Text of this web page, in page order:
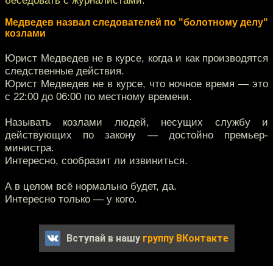
Медведев назвал следователей по "болотному делу"
козлами
Юрист Медведев не в курсе, когда и как производятся
следственные действия.
Юрист Медведев не в курсе, что ночное время — это
с 22:00 до 06:00 по местному времени.
Называть козлами людей, несущих службу и
действующих по закону — достойно премьер-
министра.
Интересно, сообразит ли извиниться.
А в целом всё нормально будет, да.
Интересно только — у кого.
Вступай в нашу группу ВКонтакте